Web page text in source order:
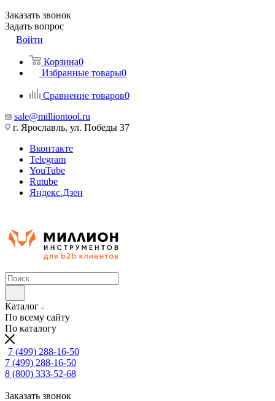
Заказать звонок
Задать вопрос
Войти
Корзина0
Избранные товары0
Сравнение товаров0
sale@milliontool.ru
г. Ярославль, ул. Победы 37
Вконтакте
Telegram
YouTube
Rutube
Яндекс.Дзен
Каталог
По всему сайту
По каталогу
7 (499) 288-16-50
7 (499) 288-16-50
8 (800) 333-52-68
Заказать звонок